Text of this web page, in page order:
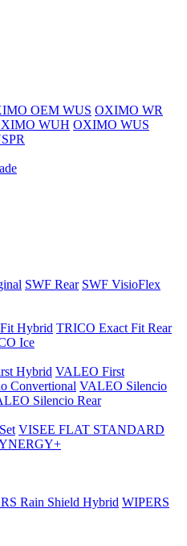
OEM WUS OXIMO WR
WUH OXIMO WUS
SWF Rear SWF VisioFlex
Hybrid TRICO Exact Fit Rear
Ice
Hybrid VALEO First
Convertional VALEO Silencio
Silencio Rear
VISEE FLAT STANDARD
Rain Shield Hybrid WIPERS